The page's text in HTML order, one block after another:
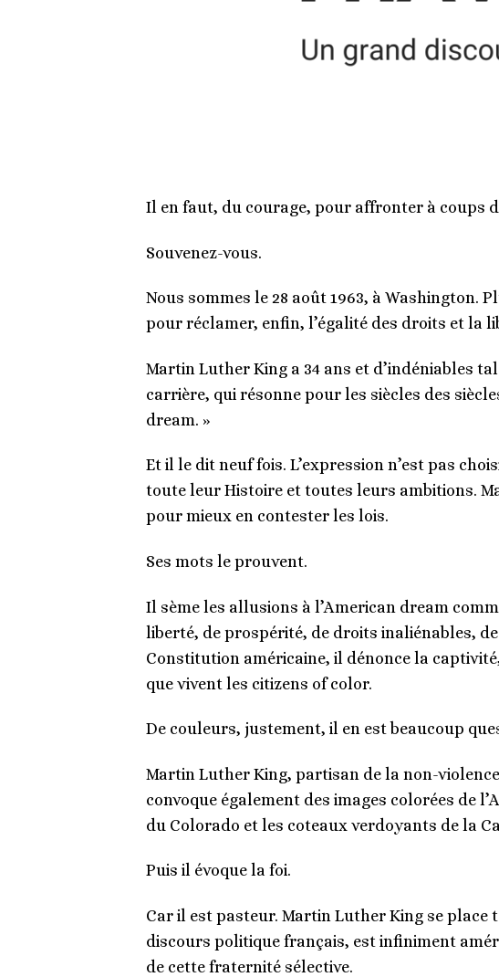
Il en faut, du courage, pour affronter à coups
Souvenez-vous.
Nous sommes le 28 août 1963, à Washington.
pour réclamer, enfin, l’égalité des droits et la
Martin Luther King a 34 ans et d’indéniables
carrière, qui résonne pour les siècles des
dream. »
Et il le dit neuf fois. L’expression n’est pas
toute leur Histoire et toutes leurs ambitions.
pour mieux en contester les lois.
Ses mots le prouvent.
Il sème les allusions à l’American dream
liberté, de prospérité, de droits inaliénables,
Constitution américaine, il dénonce la
que vivent les citizens of color.
De couleurs, justement, il en est beaucoup
Martin Luther King, partisan de la non-
convoque également des images colorées de
du Colorado et les coteaux verdoyants de la
Puis il évoque la foi.
Car il est pasteur. Martin Luther King se
discours politique français, est infiniment
de cette fraternité sélective.